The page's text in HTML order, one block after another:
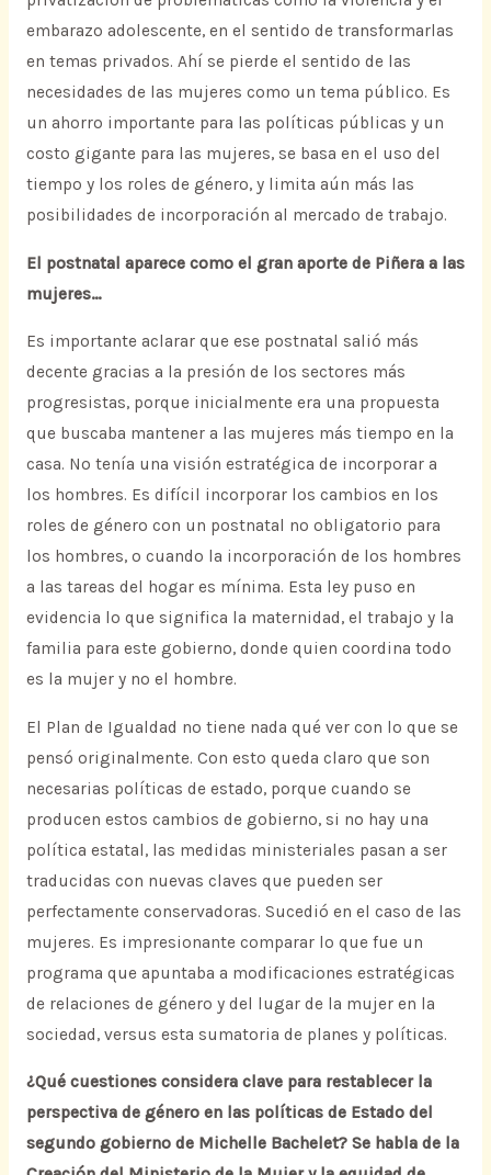
embarazo adolescente, en el sentido de transformarlas
en temas privados. Ahí se pierde el sentido de las
necesidades de las mujeres como un tema público. Es
un ahorro importante para las políticas públicas y un
costo gigante para las mujeres, se basa en el uso del
tiempo y los roles de género, y limita aún más las
posibilidades de incorporación al mercado de trabajo.
El postnatal aparece como el gran aporte de Piñera a las
mujeres…
Es importante aclarar que ese postnatal salió más
decente gracias a la presión de los sectores más
progresistas, porque inicialmente era una propuesta
que buscaba mantener a las mujeres más tiempo en la
casa. No tenía una visión estratégica de incorporar a
los hombres. Es difícil incorporar los cambios en los
roles de género con un postnatal no obligatorio para
los hombres, o cuando la incorporación de los hombres
a las tareas del hogar es mínima. Esta ley puso en
evidencia lo que significa la maternidad, el trabajo y la
familia para este gobierno, donde quien coordina todo
es la mujer y no el hombre.
El Plan de Igualdad no tiene nada qué ver con lo que se
pensó originalmente. Con esto queda claro que son
necesarias políticas de estado, porque cuando se
producen estos cambios de gobierno, si no hay una
política estatal, las medidas ministeriales pasan a ser
traducidas con nuevas claves que pueden ser
perfectamente conservadoras. Sucedió en el caso de las
mujeres. Es impresionante comparar lo que fue un
programa que apuntaba a modificaciones estratégicas
de relaciones de género y del lugar de la mujer en la
sociedad, versus esta sumatoria de planes y políticas.
¿Qué cuestiones considera clave para restablecer la
perspectiva de género en las políticas de Estado del
segundo gobierno de Michelle Bachelet? Se habla de la